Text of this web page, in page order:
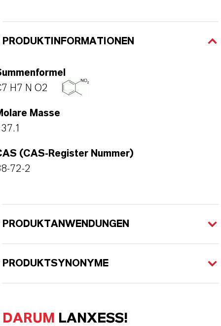
PRODUKTINFORMATIONEN
H7 N O2
Masse
(CAS-Register Nummer)
72-2
PRODUKTANWENDUNGEN
PRODUKTSYNONYME
DARUM LANXESS!